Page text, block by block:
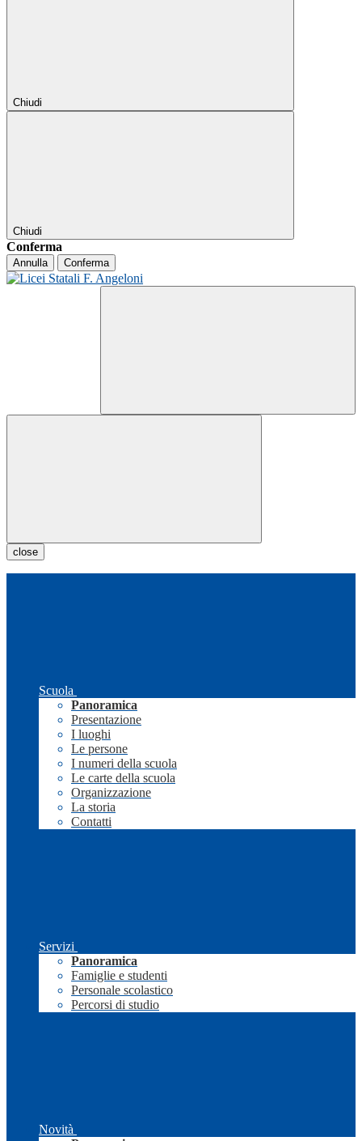
Chiudi
Chiudi
Conferma
Annulla Conferma
close
Scuola
Panoramica
Presentazione
I luoghi
Le persone
I numeri della scuola
Le carte della scuola
Organizzazione
La storia
Contatti
Servizi
Panoramica
Famiglie e studenti
Personale scolastico
Percorsi di studio
Novità